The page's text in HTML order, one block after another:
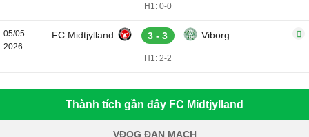
H1: 0-0
05/05
2026
FC Midtjylland 3 - 3 Viborg
H1: 2-2
Thành tích gần đây FC Midtjylland
VĐQG ĐAN MẠCH